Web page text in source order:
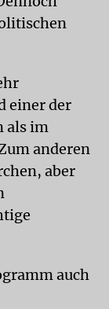
einer der
als im
anderen
aber
auch